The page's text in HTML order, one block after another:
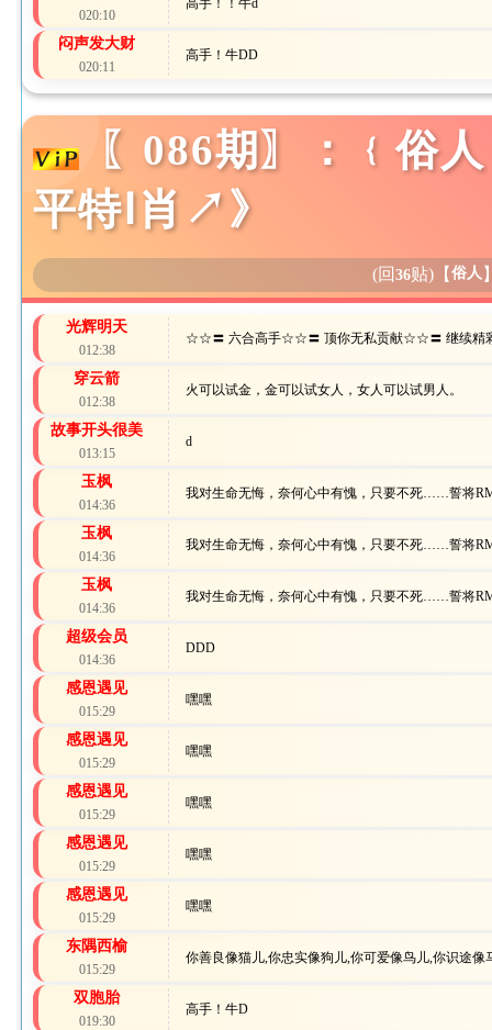
020:10
闷声发大财
020:11
高手！牛DD
〖086期〗：﹛俗
平特Ⅰ肖↗》
(回 36贴)【 俗人
光辉明天
012:38
☆☆〓 六合高手☆☆〓 顶你无私贡献☆☆〓 继续
穿云箭
012:38
火可以试金，金可以试女人，女人可以试男人。
故事开头很美
013:15
d
玉枫
014:36
我对生命无悔，奈何心中有愧，只要不死……誓将
玉枫
014:36
我对生命无悔，奈何心中有愧，只要不死……誓将
玉枫
014:36
我对生命无悔，奈何心中有愧，只要不死……誓将
超级会员
014:36
DDD
感恩遇见
015:29
嘿嘿
感恩遇见
015:29
嘿嘿
感恩遇见
015:29
嘿嘿
感恩遇见
015:29
嘿嘿
感恩遇见
015:29
嘿嘿
东隅西榆
015:29
你善良像猫儿,你忠实像狗儿,你可爱像鸟儿,你识途
双胞胎
019:30
高手！牛D